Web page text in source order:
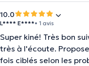
10.0
L**** E****• 1 avis
Super kiné! Très bon
très à l'écoute.
fois ciblés selon les